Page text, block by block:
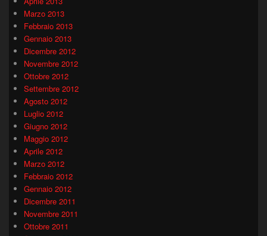
Marzo 2013
Febbraio 2013
Gennaio 2013
Dicembre 2012
Novembre 2012
Ottobre 2012
Settembre 2012
Agosto 2012
Luglio 2012
Giugno 2012
Maggio 2012
Aprile 2012
Marzo 2012
Febbraio 2012
Gennaio 2012
Dicembre 2011
Novembre 2011
Ottobre 2011